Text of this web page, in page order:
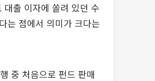
출 이자에 쏠려 있던 수
는 점에서 의미가 크다는
중 처음으로 펀드 판매